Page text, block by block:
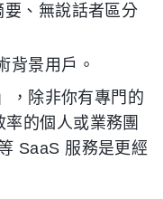
、無說話者區分
背景用戶。
，除非你有專門的
的個人或業務團
SaaS 服務是更經